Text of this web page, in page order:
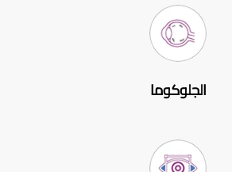
الجلوكوما